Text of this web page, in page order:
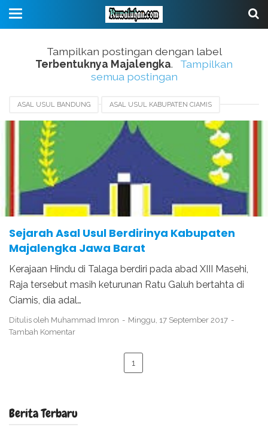
Tampilkan postingan dengan label
Terbentuknya Majalengka.
Tampilkan
semua postingan
ASAL USUL BANDUNG ASAL USUL KABUPATEN CIAMIS
ASAL USUL KABUPATEN CIANJUR
ASAL USUL KABUPATEN CIREBON ASAL USUL MAJALENGKA
HARI JADI KABUPATEN MAJALENGKA SEJARAH MAJALENGKA
TERBENTUKNYA MAJALENGKA
Sejarah Asal Usul Berdirinya Kabupaten
Majalengka Jawa Barat
Kerajaan Hindu di Talaga berdiri pada abad XIII Masehi,
Raja tersebut masih keturunan Ratu Galuh bertahta di
Ciamis, dia adal…
Ditulis oleh Muhammad Imron
Minggu, 17 September 2017
Tambah Komentar
1
Berita Terbaru